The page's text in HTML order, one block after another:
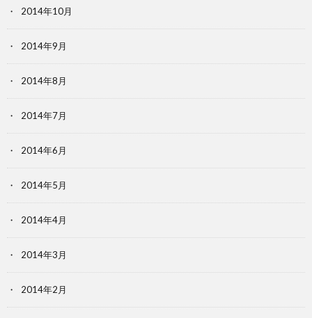
2014年10月
2014年9月
2014年8月
2014年7月
2014年6月
2014年5月
2014年4月
2014年3月
2014年2月